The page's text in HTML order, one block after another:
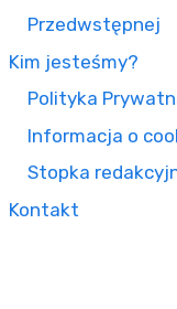
Przedwstępnej
Kim jesteśmy?
Polityka
Informacja o
Stopka
Kontakt